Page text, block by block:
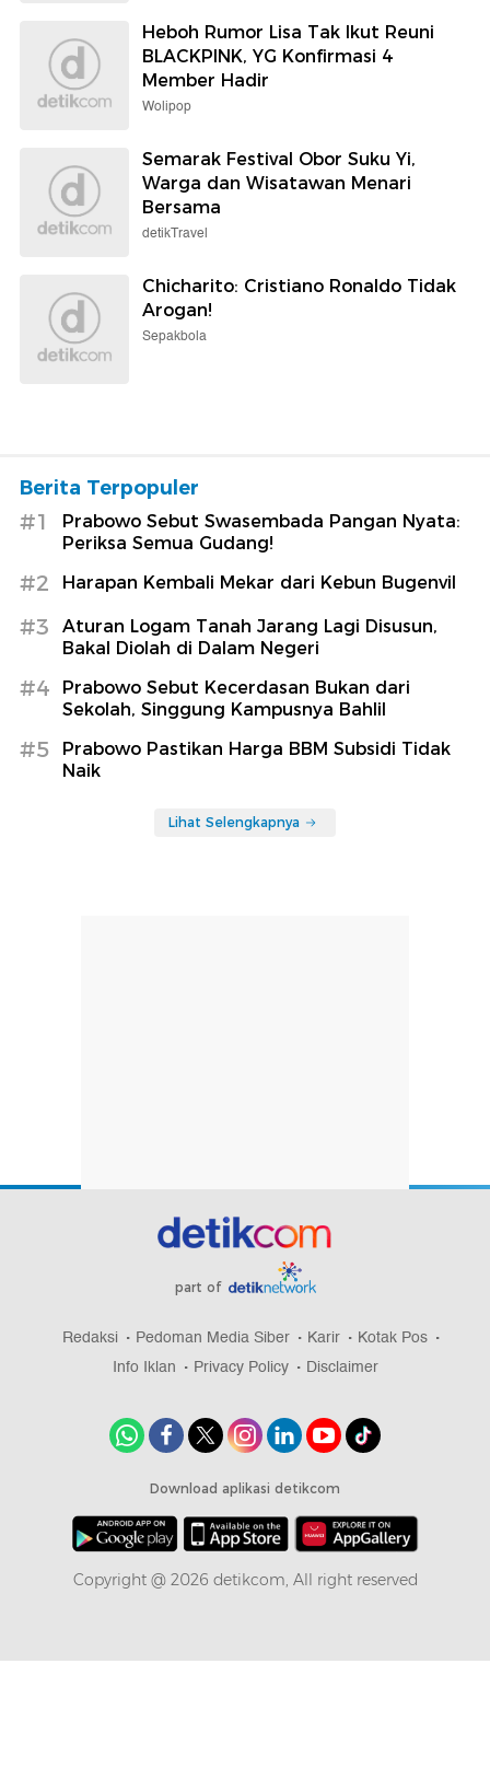
Heboh Rumor Lisa Tak Ikut Reuni
BLACKPINK, YG Konfirmasi 4
Member Hadir
Wolipop
Semarak Festival Obor Suku Yi,
Warga dan Wisatawan Menari
Bersama
detikTravel
Chicharito: Cristiano Ronaldo Tidak
Arogan!
Sepakbola
Berita Terpopuler
#1
Prabowo Sebut Swasembada Pangan Nyata:
Periksa Semua Gudang!
#2 Harapan Kembali Mekar dari Kebun Bugenvil
#3
Aturan Logam Tanah Jarang Lagi Disusun,
Bakal Diolah di Dalam Negeri
#4
Prabowo Sebut Kecerdasan Bukan dari
Sekolah, Singgung Kampusnya Bahlil
#5
Prabowo Pastikan Harga BBM Subsidi Tidak
Naik
Lihat Selengkapnya
part of
Redaksi Pedoman Media Siber Karir
Kotak Pos
Info Iklan
Privacy Policy Disclaimer
Download aplikasi detikcom
Copyright @ 2026 detikcom, All right reserved